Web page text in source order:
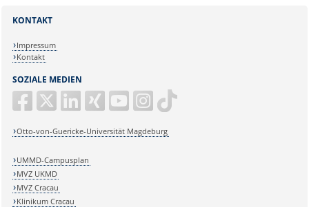
SOZIALE MEDIEN
Otto-von-Guericke-Universität Magdeburg
KONTAKT
Impressum
Kontakt
UMMD-Campusplan
MVZ UKMD
MVZ Cracau
Klinikum Cracau